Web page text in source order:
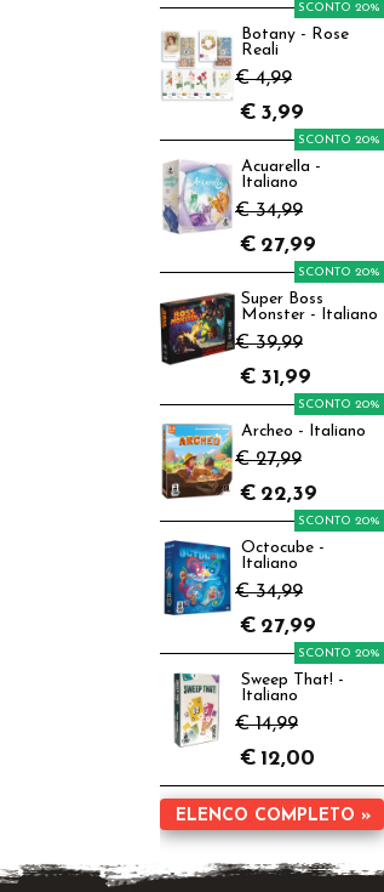
Botany - Rose
Reali
€ 4,99
SCONTO 20%
€ 3,99
Acuarella -
Italiano
€ 34,99
SCONTO 20%
€ 27,99
Super Boss
Monster - Italiano
€ 39,99
SCONTO 20%
€ 31,99
Archeo - Italiano
€ 27,99
SCONTO 20%
€ 22,39
Octocube -
Italiano
€ 34,99
SCONTO 20%
€ 27,99
Sweep That! -
Italiano
€ 14,99
SCONTO 20%
€ 12,00
ELENCO COMPLETO »